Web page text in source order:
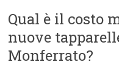
Qual è il costo
nuove
Monferrato?